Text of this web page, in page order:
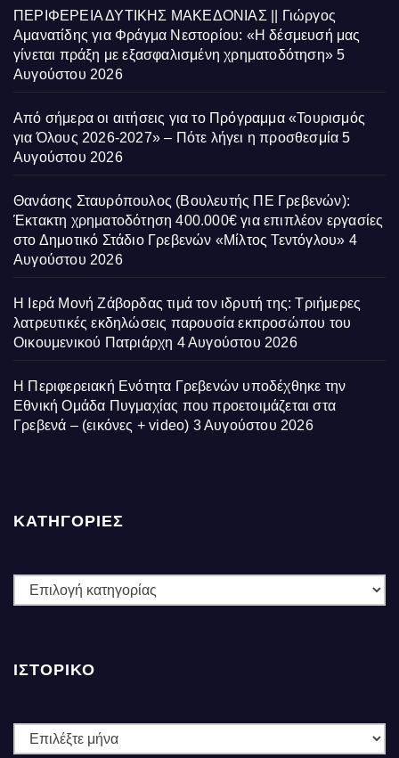
ΠΕΡΙΦΕΡΕΙΑ ΔΥΤΙΚΗΣ ΜΑΚΕΔΟΝΙΑΣ || Γιώργος
Αμανατίδης για Φράγμα Νεστορίου: «Η δέσμευσή μας
γίνεται πράξη με εξασφαλισμένη χρηματοδότηση» 5
Αυγούστου 2026
Από σήμερα οι αιτήσεις για το Πρόγραμμα «Τουρισμός
για Όλους 2026-2027» – Πότε λήγει η προσθεσμία 5
Αυγούστου 2026
Θανάσης Σταυρόπουλος (Βουλευτής ΠΕ Γρεβενών):
Έκτακτη χρηματοδότηση 400.000€ για επιπλέον εργασίες
στο Δημοτικό Στάδιο Γρεβενών «Μίλτος Τεντόγλου» 4
Αυγούστου 2026
Η Ιερά Μονή Ζάβορδας τιμά τον ιδρυτή της: Τριήμερες
λατρευτικές εκδηλώσεις παρουσία εκπροσώπου του
Οικουμενικού Πατριάρχη 4 Αυγούστου 2026
Η Περιφερειακή Ενότητα Γρεβενών υποδέχθηκε την
Εθνική Ομάδα Πυγμαχίας που προετοιμάζεται στα
Γρεβενά – (εικόνες + video) 3 Αυγούστου 2026
ΚΑΤΗΓΟΡΙΕΣ
ΚΑΤΗΓΟΡΙΕΣ
ΙΣΤΟΡΙΚΌ
Ιστορικό